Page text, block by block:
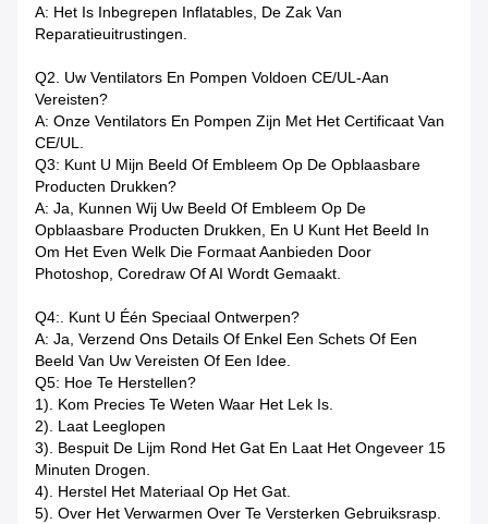
A: Het Is Inbegrepen Inflatables, De Zak Van
Reparatieuitrustingen.
Q2. Uw Ventilators En Pompen Voldoen CE/UL-Aan
Vereisten?
A: Onze Ventilators En Pompen Zijn Met Het Certificaat Van
CE/UL.
Q3: Kunt U Mijn Beeld Of Embleem Op De Opblaasbare
Producten Drukken?
A: Ja, Kunnen Wij Uw Beeld Of Embleem Op De
Opblaasbare Producten Drukken, En U Kunt Het Beeld In
Om Het Even Welk Die Formaat Aanbieden Door
Photoshop, Coredraw Of AI Wordt Gemaakt.
Q4:. Kunt U Één Speciaal Ontwerpen?
A: Ja, Verzend Ons Details Of Enkel Een Schets Of Een
Beeld Van Uw Vereisten Of Een Idee.
Q5: Hoe Te Herstellen?
1). Kom Precies Te Weten Waar Het Lek Is.
2). Laat Leeglopen
3). Bespuit De Lijm Rond Het Gat En Laat Het Ongeveer 15
Minuten Drogen.
4). Herstel Het Materiaal Op Het Gat.
5). Over Het Verwarmen Over Te Versterken Gebruiksrasp.